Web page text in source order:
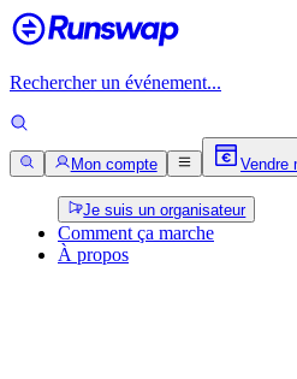
Rechercher un événement...
Mon compte Vendre
Je suis un organisateur
Comment ça marche
À propos